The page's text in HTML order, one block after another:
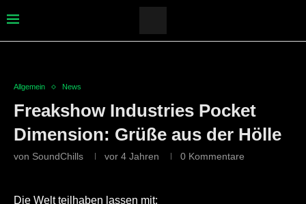
Allgemein News
Freakshow Industries Pocket
Dimension: Grüße aus der Hölle
von SoundChills vor 4 Jahren 0 Kommentare
Die Welt teilhaben lassen mit: